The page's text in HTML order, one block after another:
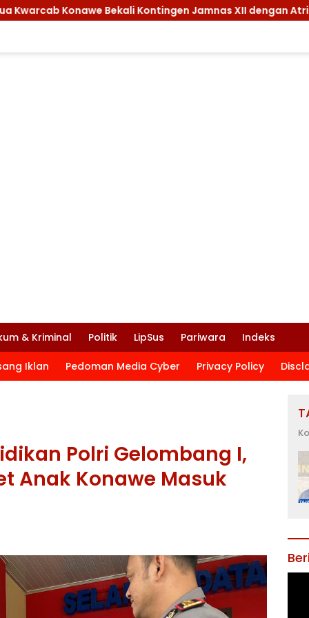
Jamnas XII dengan Atribut dan Motivasi, Incar
& Kriminal Politik LipSus Pariwara Indeks
Iklan Pedoman Media Cyber Privacy Policy
Polri Gelombang I,
Anak Konawe Masuk